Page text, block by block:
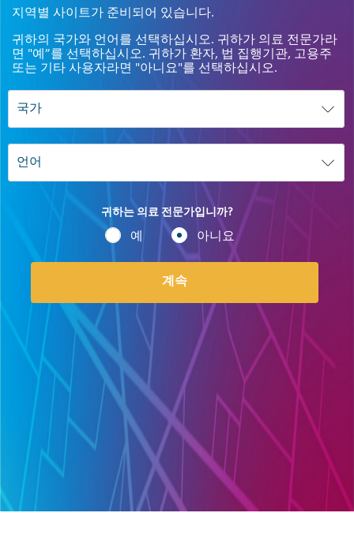
지역별 사이트가 준비되어 있습니다.
귀하의 국가와 언어를 선택하십시오. 귀하가 의료 전문가라
면 "예”를 선택하십시오. 귀하가 환자, 법 집행기관, 고용주
또는 기타 사용자라면 "아니요"를 선택하십시오.
귀하는 의료 전문가입니까?
예 아니요
계속